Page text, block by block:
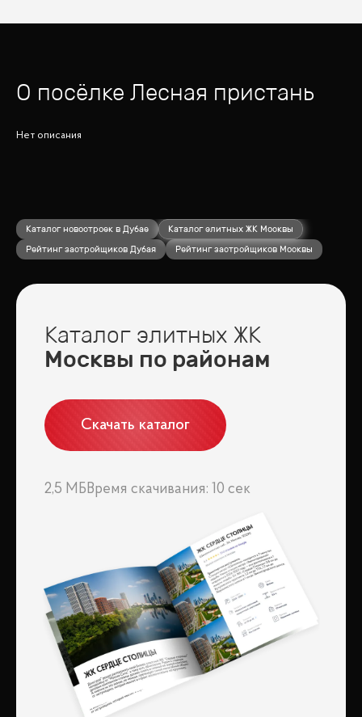
О посёлке Лесная пристань
Нет описания
Каталог новостроек в Дубае
Каталог элитных ЖК Москвы
Рейтинг застройщиков Дубая
Рейтинг застройщиков Москвы
Каталог элитных ЖК
Москвы по районам
Скачать каталог
2,5 МБ Время скачивания: 10 сек